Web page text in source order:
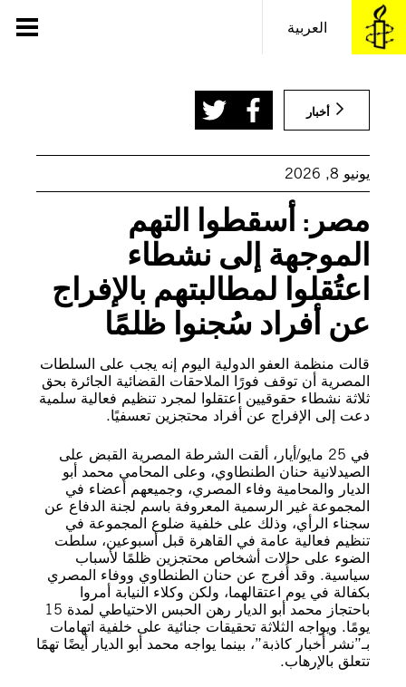
العربية
تخطى
إلى
المحتوى
أخبار
يونيو 8, 2026
مصر: أسقطوا التهم
الموجهة إلى نشطاء
اعتُقلوا لمطالبتهم بالإفراج
عن أفراد سُجنوا ظلمًا
قالت منظمة العفو الدولية اليوم إنه يجب على السلطات
المصرية أن توقف فورًا الملاحقات القضائية الجائرة بحق
ثلاثة نشطاء حقوقيين اعتقلوا لمجرد تنظيم فعالية سلمية
دعت إلى الإفراج عن أفراد محتجزين تعسفيًا.
في 25 مايو/أيار، ألقت الشرطة المصرية القبض على
الصيدلانية حنان الطنطاوي، وعلى المحامي محمد أبو
الديار والمحامية وفاء المصري، وجميعهم أعضاء في
المجموعة غير الرسمية المعروفة باسم لجنة الدفاع عن
سجناء الرأي، وذلك على خلفية ضلوع المجموعة في
تنظيم فعالية عامة في القاهرة قبل أسبوعين، سلطت
الضوء على حالات أشخاص محتجزين ظلمًا لأسباب
سياسية. وقد أُفرج عن حنان الطنطاوي ووفاء المصري
بكفالة في يوم اعتقالهما، ولكن وكلاء النيابة أمروا
باحتجاز محمد أبو الديار رهن الحبس الاحتياطي لمدة 15
يومًا. ويواجه الثلاثة تحقيقات جنائية على خلفية اتهامات
بـ”نشر أخبار كاذبة”، بينما يواجه محمد أبو الديار أيضًا تهمًا
تتعلق بالإرهاب.